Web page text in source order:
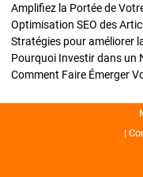
Amplifiez la Portée de